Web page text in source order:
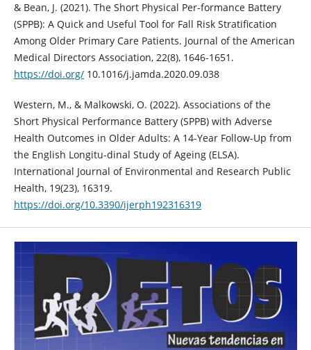
& Bean, J. (2021). The Short Physical Per-formance Battery
(SPPB): A Quick and Useful Tool for Fall Risk Stratification
Among Older Primary Care Patients. Journal of the American
Medical Directors Association, 22(8), 1646-1651.
https://doi.org/10.1016/j.jamda.2020.09.038
Western, M., & Malkowski, O. (2022). Associations of the
Short Physical Performance Battery (SPPB) with Adverse
Health Outcomes in Older Adults: A 14-Year Follow-Up from
the English Longitu-dinal Study of Ageing (ELSA).
International Journal of Environmental and Research Public
Health, 19(23), 16319.
https://doi.org/10.3390/ijerph192316319